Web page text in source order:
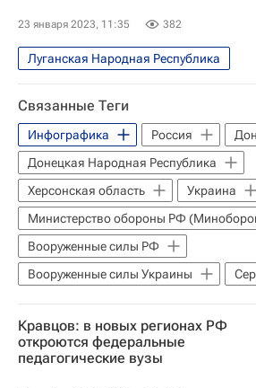
Москва
23 января 2023, 11:35 382
Луганская Народная Республика
Навигатор абитуриента
Владимир Путин
Россия
Донецкая Народная Республика
Связанные Теги
Инфографика Россия
Донецкая Народная Республика
Херсонская область
Украина
Министерство обороны РФ
Вооруженные силы РФ
Вооруженные силы Украины
Кравцов: в новых регионах РФ
откроются федеральные
педагогические вузы